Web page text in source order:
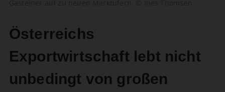
Österreichs
Exportwirtschaft lebt nicht
unbedingt von großen